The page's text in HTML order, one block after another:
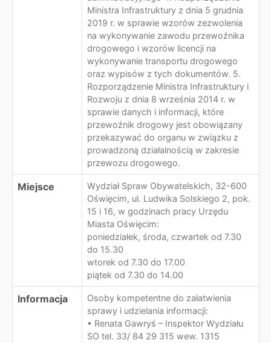
Ministra Infrastruktury z dnia 5 grudnia
2019 r. w sprawie wzorów zezwolenia
na wykonywanie zawodu przewoźnika
drogowego i wzorów licencji na
wykonywanie transportu drogowego
oraz wypisów z tych dokumentów. 5.
Rozporządzenie Ministra Infrastruktury i
Rozwoju z dnia 8 września 2014 r. w
sprawie danych i informacji, które
przewoźnik drogowy jest obowiązany
przekazywać do organu w związku z
prowadzoną działalnością w zakresie
przewozu drogowego.
Miejsce
Wydział Spraw Obywatelskich, 32-600
Oświęcim, ul. Ludwika Solskiego 2, pok.
15 i 16, w godzinach pracy Urzędu
Miasta Oświęcim:
poniedziałek, środa, czwartek od 7.30
do 15.30
wtorek od 7.30 do 17.00
piątek od 7.30 do 14.00
Informacja
Osoby kompetentne do załatwienia
sprawy i udzielania informacji:
• Renata Gawryś – Inspektor Wydziału
SO tel. 33/ 84 29 315 wew. 1315